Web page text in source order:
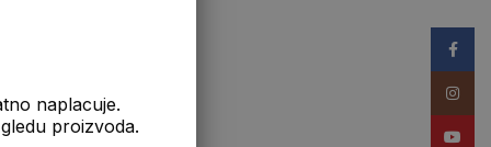
naplacuje.
proizvoda.